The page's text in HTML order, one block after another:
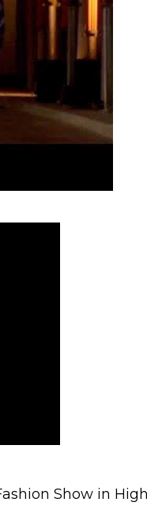
Show in High